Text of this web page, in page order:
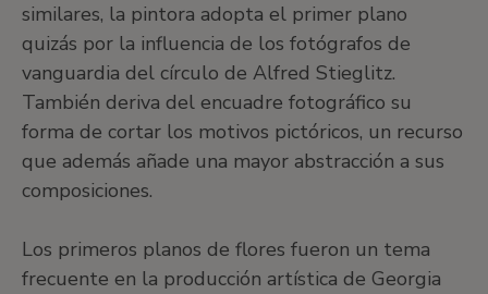
similares, la pintora adopta el primer plano
quizás por la influencia de los fotógrafos de
vanguardia del círculo de Alfred Stieglitz.
También deriva del encuadre fotográfico su
forma de cortar los motivos pictóricos, un recurso
que además añade una mayor abstracción a sus
composiciones.
Los primeros planos de flores fueron un tema
frecuente en la producción artística de Georgia